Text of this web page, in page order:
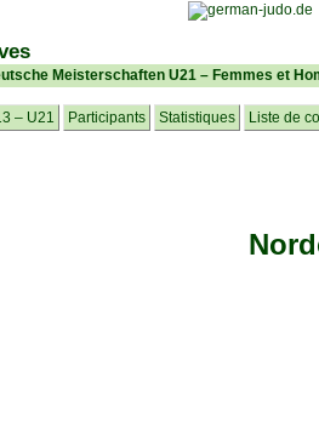
Meisterschaften U21 – Femmes et
– U21 Participants Statistiques Liste de